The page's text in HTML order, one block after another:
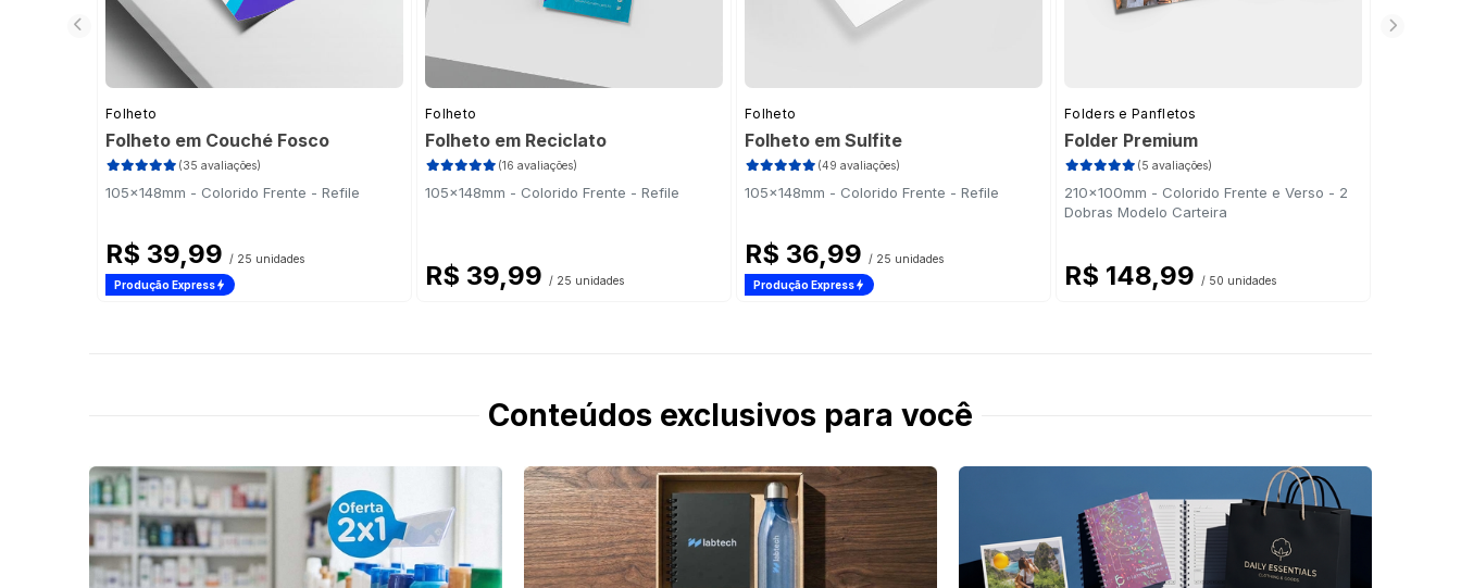
Folheto
Folheto em Couché Fosco
(35 avaliações)
105x148mm - Colorido Frente - Refile
R$ 39,99 / 25 unidades
Produção Express
Folheto
Folheto em Reciclato
(16 avaliações)
105x148mm - Colorido Frente - Refile
R$ 39,99 / 25 unidades
Folheto
Folheto em Sulfite
(49 avaliações)
105x148mm - Colorido Frente - Refile
R$ 36,99 / 25 unidades
Produção Express
Folders e Panfletos
Folder Premium
(5 avaliações)
210x100mm - Colorido Frente e Verso - 2
Dobras Modelo Carteira
R$ 148,99 / 50 unidades
Conteúdos exclusivos para você